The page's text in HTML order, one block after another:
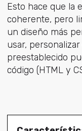
Esto hace que la
coherente, pero
un diseño más
usar,
preestablecido
código (HTML y